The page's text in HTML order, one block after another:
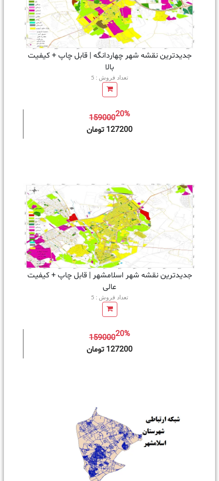
جدیدترین نقشه شهر چهاردانگه | قابل چاپ + کیفیت
بالا
تعداد فروش : 5
15900020%
127200 تومان
جدیدترین نقشه شهر اسلامشهر | قابل چاپ + کیفیت
عالی
تعداد فروش : 5
15900020%
127200 تومان